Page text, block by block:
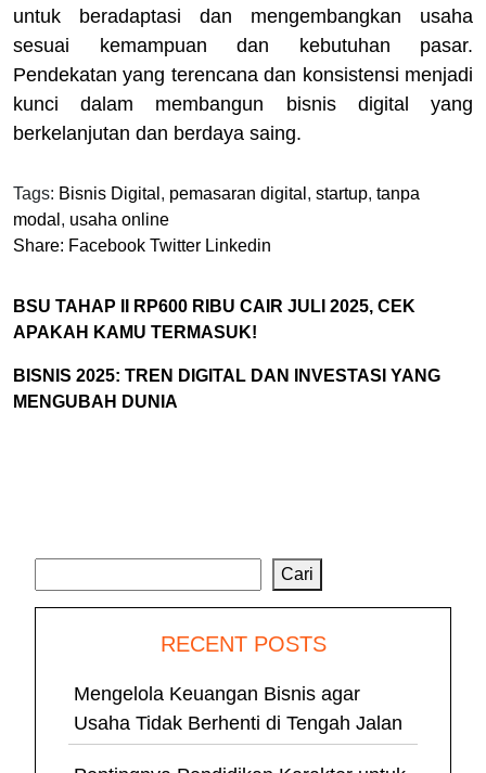
untuk beradaptasi dan mengembangkan usaha
sesuai kemampuan dan kebutuhan pasar.
Pendekatan yang terencana dan konsistensi menjadi
kunci dalam membangun bisnis digital yang
berkelanjutan dan berdaya saing.
Tags: Bisnis Digital , pemasaran digital , startup, tanpa
modal , usaha online
Share: Facebook Twitter Linkedin
BSU TAHAP II RP600 RIBU CAIR JULI 2025, CEK
APAKAH KAMU TERMASUK!
BISNIS 2025: TREN DIGITAL DAN INVESTASI YANG
MENGUBAH DUNIA
Cari
RECENT POSTS
Mengelola Keuangan Bisnis agar
Usaha Tidak Berhenti di Tengah Jalan